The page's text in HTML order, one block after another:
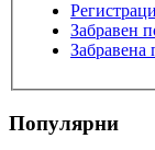
Забравен
Забравена
Популярни